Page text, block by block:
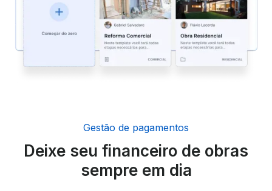
Gestão de pagamentos
Deixe seu financeiro de obras
sempre em dia